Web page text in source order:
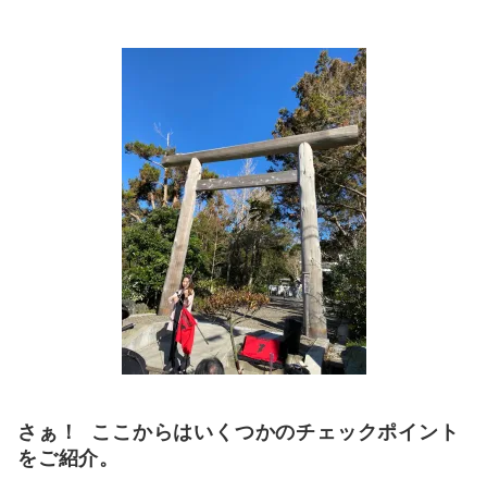
さぁ！ ここからはいくつかのチェックポイント
をご紹介。